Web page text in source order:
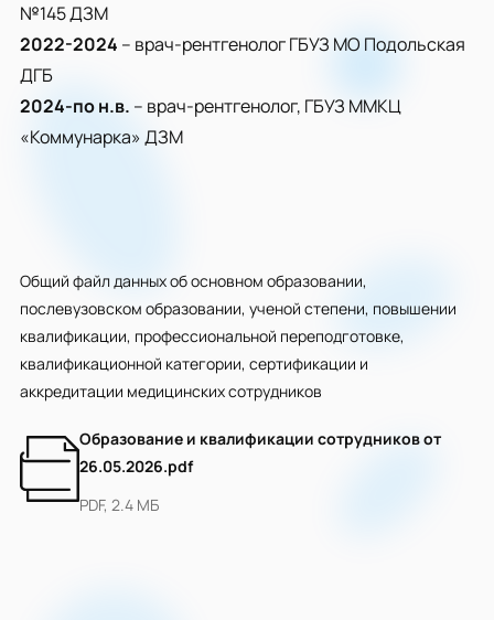
№145 ДЗМ
2022-2024 – врач-рентгенолог ГБУЗ МО Подольская
ДГБ
2024-по н.в. – врач-рентгенолог, ГБУЗ ММКЦ
«Коммунарка» ДЗМ
Общий файл данных об основном образовании,
послевузовском образовании, ученой степени, повышении
квалификации, профессиональной переподготовке,
квалификационной категории, сертификации и
аккредитации медицинских сотрудников
Образование и квалификации сотрудников от
26.05.2026.pdf
PDF, 2.4 МБ